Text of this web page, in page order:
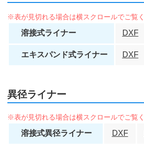
溶接式ライナー DXF
エキスパンド式ライナー DXF
異径ライナー
溶接式異径ライナー DXF